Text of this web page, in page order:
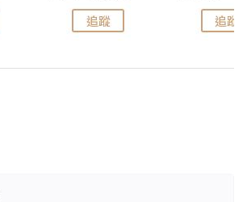
追蹤 追蹤